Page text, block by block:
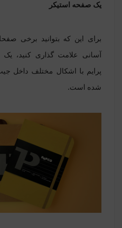
یک صفحه استیکر
برای این که بتوانید برخی
آسانی علامت گذاری کنید،
پرایم با اشکال مختلف داخل
شده است.